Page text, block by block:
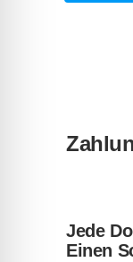
Jede
Einen